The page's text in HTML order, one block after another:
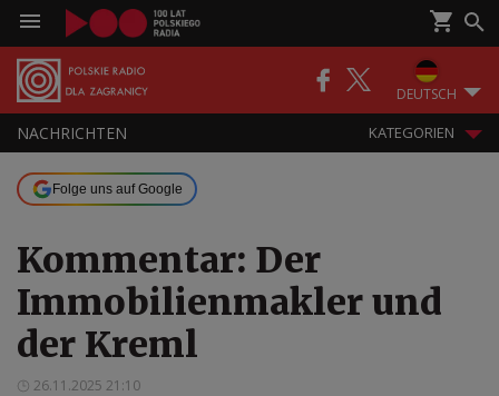
DEUTSCH
NACHRICHTEN KATEGORIEN
Folge uns auf Google
Kommentar: Der
Immobilienmakler und
der Kreml
26.11.2025 21:10